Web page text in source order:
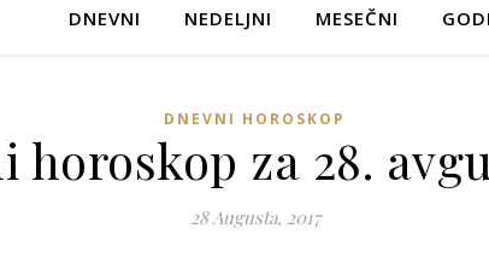
DNEVNI NEDELJNI MESEČNI
DNEVNI HOROSKOP
horoskop za 28.
28 Augusta, 2017